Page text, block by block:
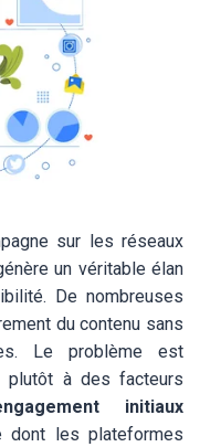
sur les réseaux
un véritable élan
De nombreuses
du contenu sans
Le problème est
plutôt à des facteurs
initiaux
dont les plateformes